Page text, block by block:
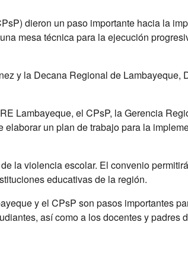
dieron un paso importante hacia la
mesa técnica para la ejecución
y la Decana Regional de Lambayeque,
Lambayeque, el CPsP, la Gerencia
un plan de trabajo para la
la violencia escolar. El convenio
educativas de la región.
y el CPsP son pasos importantes
así como a los docentes y padres